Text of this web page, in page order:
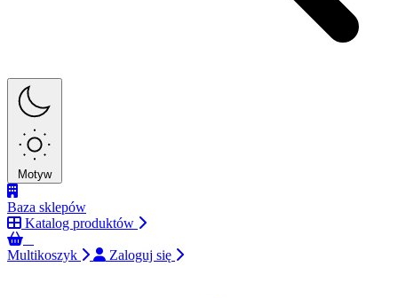
Motyw
Baza sklepów
Katalog produktów
Multikoszyk
Zaloguj się